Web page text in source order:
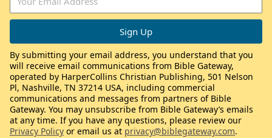
By submitting your email address, you understand that you
will receive email communications from Bible Gateway,
operated by HarperCollins Christian Publishing, 501 Nelson
Pl, Nashville, TN 37214 USA, including commercial
communications and messages from partners of Bible
Gateway. You may unsubscribe from Bible Gateway’s emails
at any time. If you have any questions, please review our
Privacy Policy or email us at privacy@biblegateway.com.